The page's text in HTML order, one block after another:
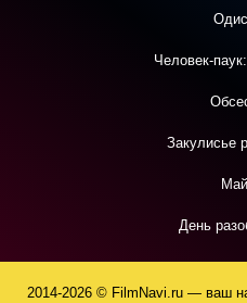
Человек-
Закулисье
День
2014-2026 © FilmNavi.ru — ваш